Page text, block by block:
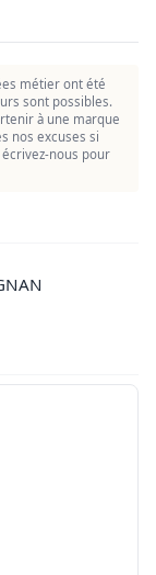
métier ont été
sont possibles.
à une marque
nos excuses si
nous pour